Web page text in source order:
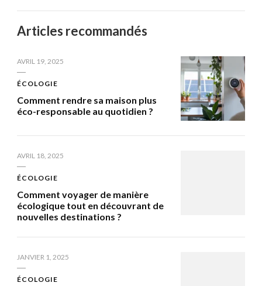
Articles recommandés
AVRIL 19, 2025
ÉCOLOGIE
Comment rendre sa maison plus
éco-responsable au quotidien ?
AVRIL 18, 2025
ÉCOLOGIE
Comment voyager de manière
écologique tout en découvrant de
nouvelles destinations ?
JANVIER 1, 2025
ÉCOLOGIE